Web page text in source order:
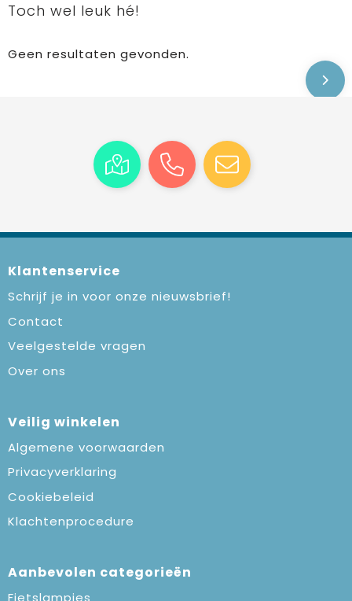
Toch wel leuk hé!
Geen resultaten gevonden.
Klantenservice
Schrijf je in voor onze nieuwsbrief!
Contact
Veelgestelde vragen
Over ons
Veilig winkelen
Algemene voorwaarden
Privacyverklaring
Cookiebeleid
Klachtenprocedure
Aanbevolen categorieën
Fietslampjes